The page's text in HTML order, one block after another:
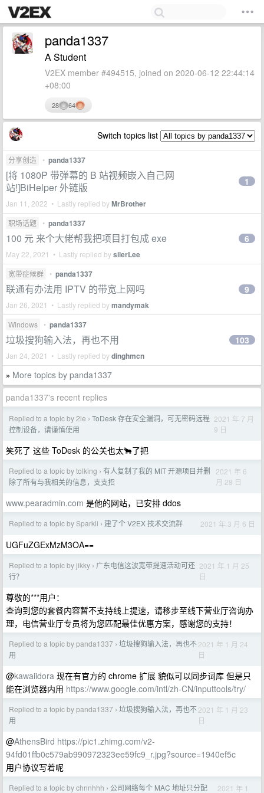
panda1337
A Student
V2EX member #494515, joined on 2020-06-12 22:44:14
+08:00
28 64
Switch topics list
分享创造 • panda1337
[将 1080P 带弹幕的 B 站视频嵌入自己网
站!]BiHelper 外链版
Jan 11, 2022 • Lastly replied byMrBrother
1
职场话题 • panda1337
100 元 来个大佬帮我把项目打包成 exe
May 22, 2021 • Lastly replied bysilerLee
6
宽带症候群 • panda1337
联通有办法用 IPTV 的带宽上网吗
Jan 26, 2021 • Lastly replied bymandymak
9
Windows • panda1337
垃圾搜狗输入法，再也不用
Jan 24, 2021 • Lastly replied bydinghmcn
103
» More topics by panda1337
panda1337's recent replies
Replied to a topic by 2le › ToDesk 存在安全漏洞，可无密码远程
控制设备，请谨慎使用
2021 年 7 月
9 日
笑死了 这些 ToDesk 的公关也太🐂了把
Replied to a topic by tolking › 有人复制了我的 MIT 开源项目并删
除了所有与我相关的信息，支支招
2021 年 6
月 28 日
www.pearadmin.com 是他的网站，已安排 ddos
Replied to a topic by Sparkli › 建了个 V2EX 技术交流群 2021 年 3 月 6 日
UGFuZGExMzM3OA==
Replied to a topic by jikky › 广东电信这波宽带提速活动可还
行？
2021 年 1 月 25
日
尊敬的***用户：
查询到您的套餐内容暂不支持线上提速，请移步至线下营业厅咨询办
理，电信营业厅专员将为您匹配最佳优惠方案，感谢您的支持！
Replied to a topic by panda1337 › 垃圾搜狗输入法，再也不
用
2021 年 1 月 24
日
@kawaiidora 现在有官方的 chrome 扩展 貌似可以同步词库 但是只
能在浏览器内用 https://www.google.com/intl/zh-CN/inputtools/try/
Replied to a topic by panda1337 › 垃圾搜狗输入法，再也不
用
2021 年 1 月 23
日
@AthensBird https://pic1.zhimg.com/v2-
94fd01ffb0c579ab990972323ee59fc9_r.jpg?source=1940ef5c
用户协议写着呢
Replied to a topic by chnnhhh › 公司网络每个 MAC 地址只分配 2021 年 1